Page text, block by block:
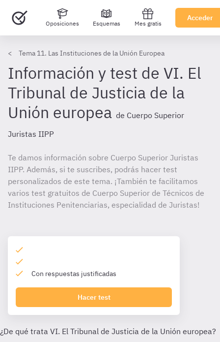
Oposiciones Esquemas Mes gratis
Acceder
Tema 11. Las Instituciones de la Unión Europea
Información y test de VI. El
Tribunal de Justicia de la
Unión europea de Cuerpo Superior
Juristas IIPP
Te damos información sobre Cuerpo Superior Juristas
IIPP. Además, si te suscribes, podrás hacer test
personalizados de este tema. ¡También te facilitamos
varios test gratuitos de Cuerpo Superior de Técnicos de
Instituciones Penitenciarias, especialidad de Juristas!
Con respuestas justificadas
Hacer test